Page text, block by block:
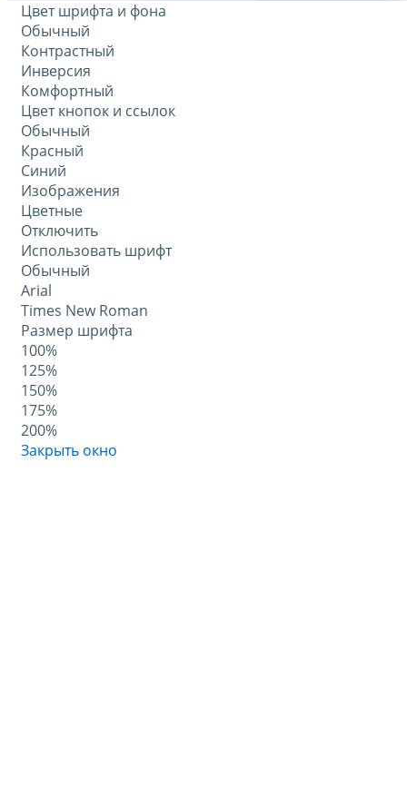
Цвет шрифта и фона
Обычный
Контрастный
Инверсия
Комфортный
Цвет кнопок и ссылок
Обычный
Красный
Синий
Изображения
Цветные
Отключить
Использовать шрифт
Обычный
Arial
Times New Roman
Размер шрифта
100%
125%
150%
175%
200%
Закрыть окно